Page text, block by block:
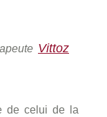
Vittoz
de celui de la